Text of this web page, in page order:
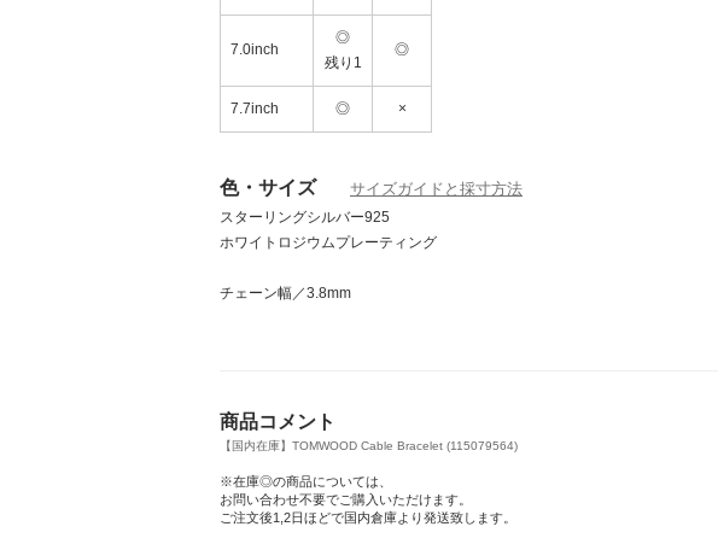
7.0inch
◎
残り1
◎
7.7inch ◎ ×
色・サイズ サイズガイドと採寸方法
スターリングシルバー925
ホワイトロジウムプレーティング
チェーン幅／3.8mm
商品コメント
【国内在庫】TOMWOOD Cable Bracelet (115079564)
※在庫◎の商品については、
お問い合わせ不要でご購入いただけます。
ご注文後1,2日ほどで国内倉庫より発送致します。